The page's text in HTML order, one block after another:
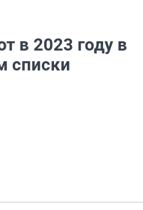
в 2023 году в
списки